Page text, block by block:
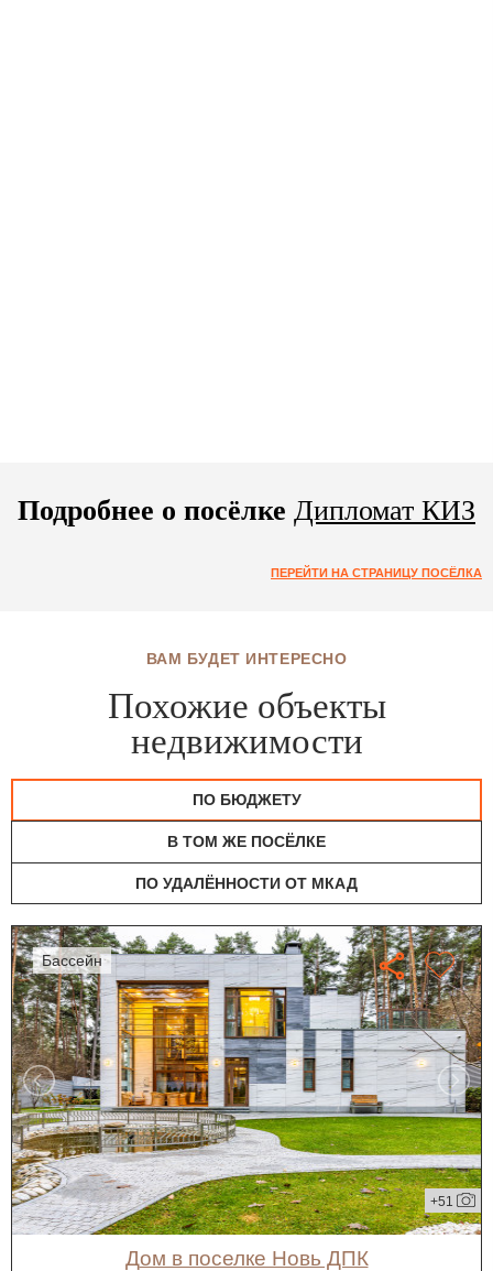
Подробнее о посёлке Дипломат КИЗ
ПЕРЕЙТИ НА СТРАНИЦУ ПОСЁЛКА
ВАМ БУДЕТ ИНТЕРЕСНО
Похожие объекты
недвижимости
ПО БЮДЖЕТУ
В ТОМ ЖЕ ПОСЁЛКЕ
ПО УДАЛЁННОСТИ ОТ МКАД
бассейн
+51
дом в поселке Новь ДПК